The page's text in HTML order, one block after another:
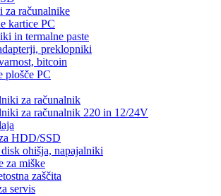
za računalnike
kartice PC
in termalne paste
preklopniki
bitcoin
plošče PC
za računalnik
za računalnik 220 in 12/24V
HDD/SSD
ohišja, napajalniki
za miške
zaščita
servis